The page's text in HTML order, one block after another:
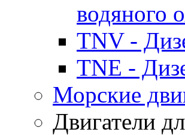
водяного
TNV -
TNE -
Морские
Двигатели